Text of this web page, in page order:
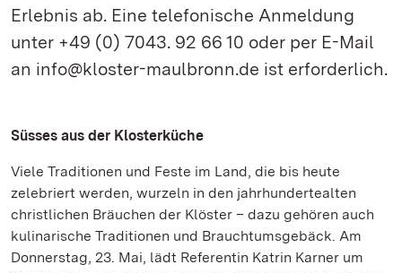
Erlebnis ab. Eine telefonische Anmeldung
unter +49 (0) 7043. 92 66 10 oder per E-Mail
an info@kloster-maulbronn.de ist erforderlich.
Süsses aus der Klosterküche
Viele Traditionen und Feste im Land, die bis heute
zelebriert werden, wurzeln in den jahrhundertealten
christlichen Bräuchen der Klöster – dazu gehören auch
kulinarische Traditionen und Brauchtumsgebäck. Am
Donnerstag, 23. Mai, lädt Referentin Katrin Karner um